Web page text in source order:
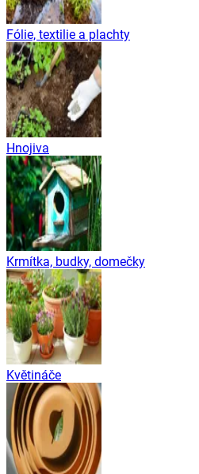
Fólie, textilie a plachty
Hnojiva
Krmítka, budky, domečky
Květináče